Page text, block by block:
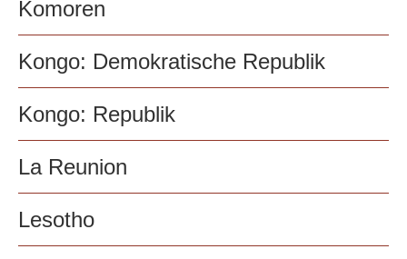
Komoren
Kongo: Demokratische Republik
Kongo: Republik
La Reunion
Lesotho